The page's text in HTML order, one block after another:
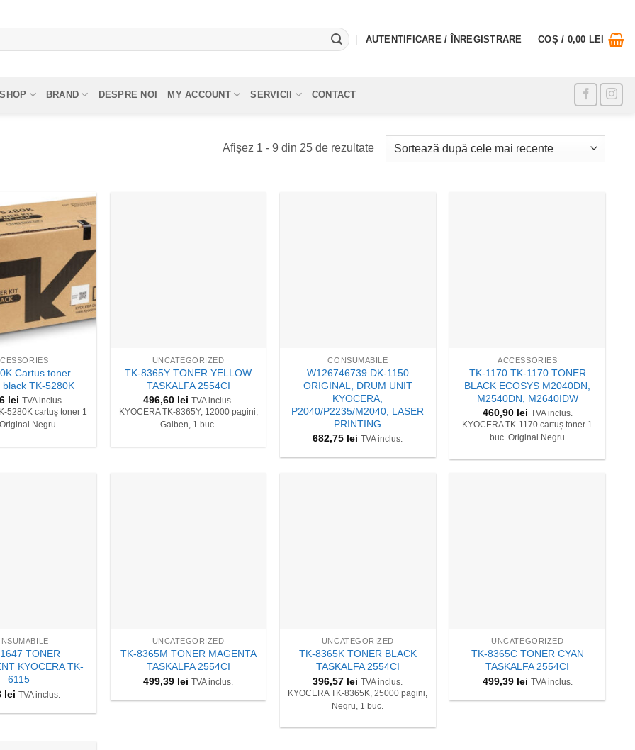
AUTENTIFICARE / ÎNREGISTRARE COȘ / 0,00 LEI
SHOP BRAND DESPRE NOI MY ACCOUNT SERVICII CONTACT
Afișez 1 - 9 din 25 de rezultateSortat
după
Cartus toner
black TK-5280K
lei
TVA inclus.
5280K cartuș toner 1
Negru
UNCATEGORIZED
TK-8365Y TONER YELLOW
TASKALFA 2554CI
496,60 lei
TVA inclus.
KYOCERA TK-8365Y, 12000 pagini,
Galben, 1 buc.
CONSUMABILE
W126746739 DK-1150
ORIGINAL, DRUM UNIT
KYOCERA,
P2040/P2235/M2040, LASER
PRINTING
682,75 lei TVA inclus.
ACCESSORIES
TK-1170 TK-1170 TONER
BLACK ECOSYS M2040DN,
M2540DN, M2640IDW
460,90 lei
TVA inclus.
KYOCERA TK-1170 cartuș toner 1
buc. Original Negru
TONER
KYOCERA TK-
6115
lei TVA inclus.
UNCATEGORIZED
TK-8365M TONER MAGENTA
TASKALFA 2554CI
499,39 lei TVA inclus.
UNCATEGORIZED
TK-8365K TONER BLACK
TASKALFA 2554CI
396,57 lei TVA inclus.
KYOCERA TK-8365K, 25000 pagini,
Negru, 1 buc.
UNCATEGORIZED
TK-8365C TONER CYAN
TASKALFA 2554CI
499,39 lei TVA inclus.